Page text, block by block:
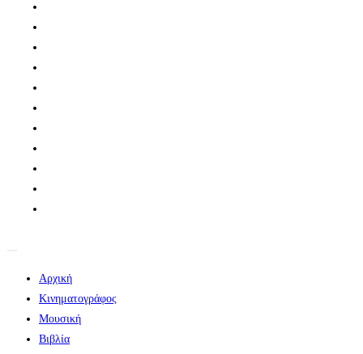
Αρχική
Κινηματογράφος
Μουσική
Βιβλία